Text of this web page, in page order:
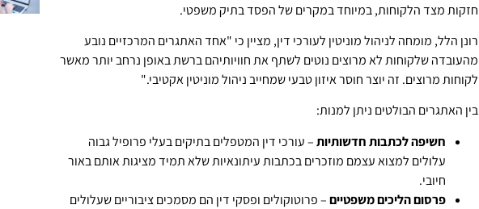
חזקות מצד הלקוחות, במיוחד במקרים של הפסד בתיק משפטי.
רונן הלל, מומחה לניהול מוניטין לעורכי דין, מציין כי "אחד האתגרים המרכזיים נובע
מהעובדה שלקוחות לא מרוצים נוטים לשתף את חוויותיהם ברשת באופן נרחב יותר מאשר
לקוחות מרוצים. זה יוצר חוסר איזון טבעי שמחייב ניהול מוניטין אקטיבי."
בין האתגרים הבולטים ניתן למנות:
חשיפה לכתבות חדשותיות– עורכי דין המטפלים בתיקים בעלי פרופיל גבוה
עלולים למצוא עצמם מוזכרים בכתבות עיתונאיות שלא תמיד מציגות אותם באור
חיובי.
פרסום הליכים משפטיים– פרוטוקולים ופסקי דין הם מסמכים ציבוריים שעלולים